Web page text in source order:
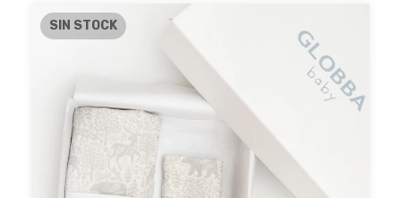
SIN STOCK